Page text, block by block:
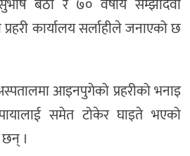
बैठा र ७० वर्षीय सम्झादेवी
कार्यालय सर्लाहीले जनाएको छ
आइनपुगेको प्रहरीको भनाइ
समेत टोकेर घाइते भएको
।